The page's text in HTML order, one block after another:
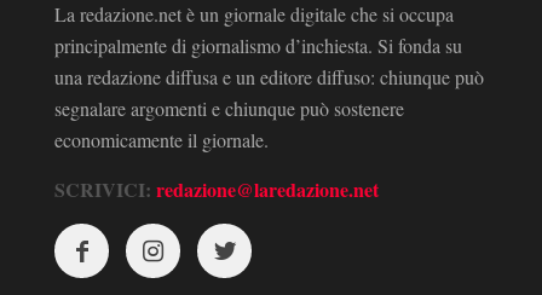
La redazione.net è un giornale digitale che si occupa
principalmente di giornalismo d’inchiesta. Si fonda su
una redazione diffusa e un editore diffuso: chiunque può
segnalare argomenti e chiunque può sostenere
economicamente il giornale.
SCRIVICI: redazione@laredazione.net